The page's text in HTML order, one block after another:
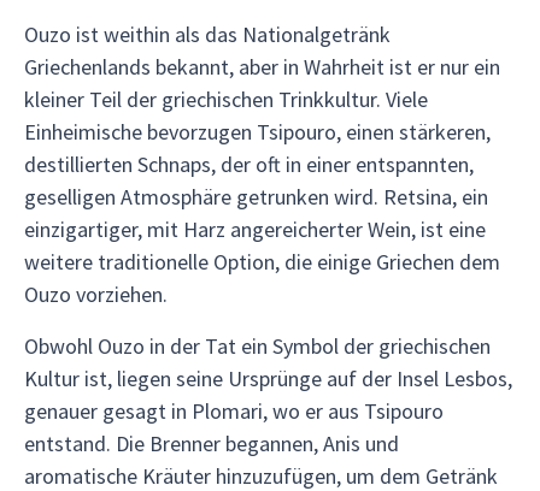
Ouzo ist weithin als das Nationalgetränk
Griechenlands bekannt, aber in Wahrheit ist er nur ein
kleiner Teil der griechischen Trinkkultur. Viele
Einheimische bevorzugen Tsipouro, einen stärkeren,
destillierten Schnaps, der oft in einer entspannten,
geselligen Atmosphäre getrunken wird. Retsina, ein
einzigartiger, mit Harz angereicherter Wein, ist eine
weitere traditionelle Option, die einige Griechen dem
Ouzo vorziehen.
Obwohl Ouzo in der Tat ein Symbol der griechischen
Kultur ist, liegen seine Ursprünge auf der Insel Lesbos,
genauer gesagt in Plomari, wo er aus Tsipouro
entstand. Die Brenner begannen, Anis und
aromatische Kräuter hinzuzufügen, um dem Getränk